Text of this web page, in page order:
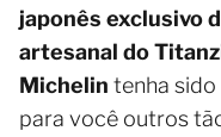
japonês exclusivo
artesanal do
Michelin tenha
para você outros